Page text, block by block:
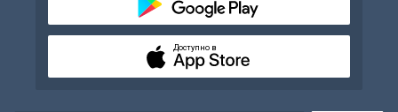
Доступно в